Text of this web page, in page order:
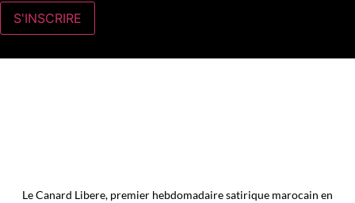
Le Canard Libere, premier hebdomadaire satirique marocain en